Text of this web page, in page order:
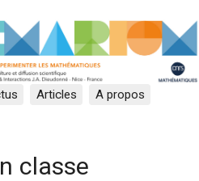
Articles
A propos
classe